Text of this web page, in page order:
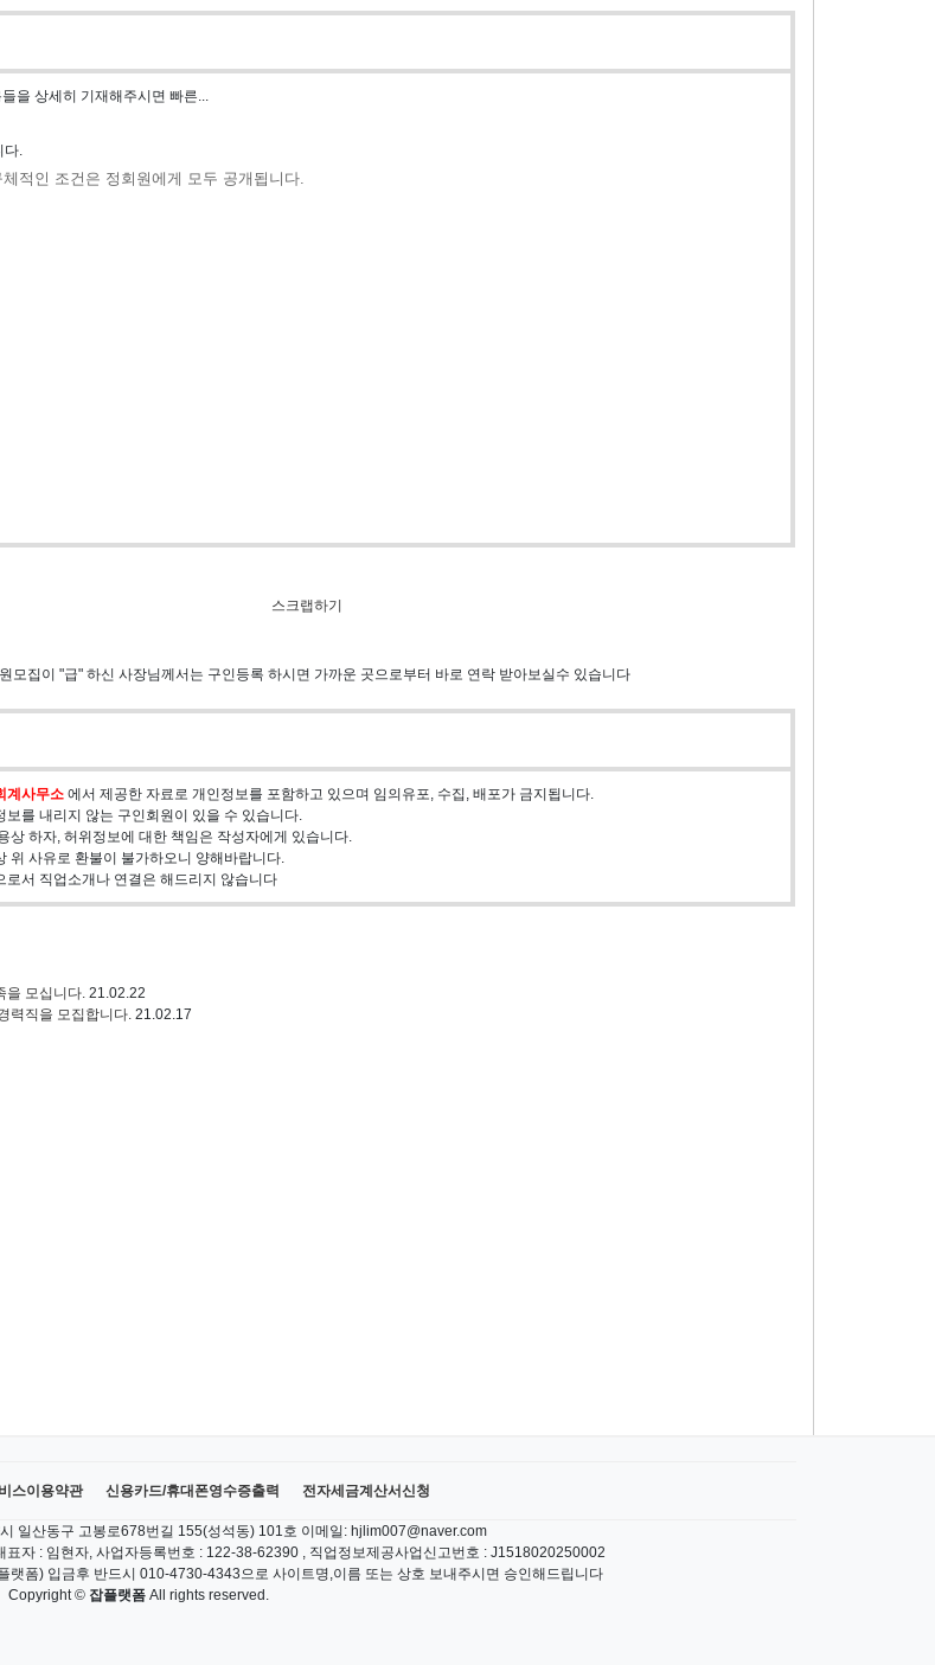
을 상세히 기재해주시면 빠른...
다.
적인 조건은 정회원에게 모두 공개됩니다.
스크랩하기
모집이 "급" 하신 사장님께서는 구인등록 하시면 가까운 곳으로부터 바로 연락 받아보실수 있습니다
계사무소 에서 제공한 자료로 개인정보를 포함하고 있으며 임의유포, 수집, 배포가 금지됩니다.
보를 내리지 않는 구인회원이 있을 수 있습니다.
상 하자, 허위정보에 대한 책임은 작성자에게 있습니다.
위 사유로 환불이 불가하오니 양해바랍니다.
로서 직업소개나 연결은 해드리지 않습니다
을 모십니다. 21.02.22
력직을 모집합니다. 21.02.17
스이용약관 신용카드/휴대폰영수증출력 전자세금계산서신청
일산동구 고봉로678번길 155(성석동) 101호 이메일: hjlim007@naver.com
자 : 임현자, 사업자등록번호 : 122-38-62390 , 직업정보제공사업신고번호 : J1518020250002
폼) 입금후 반드시 010-4730-4343으로 사이트명,이름 또는 상호 보내주시면 승인해드립니다
Copyright © 잡플랫폼 All rights reserved.